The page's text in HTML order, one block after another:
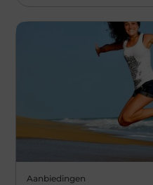
Aanbiedingen